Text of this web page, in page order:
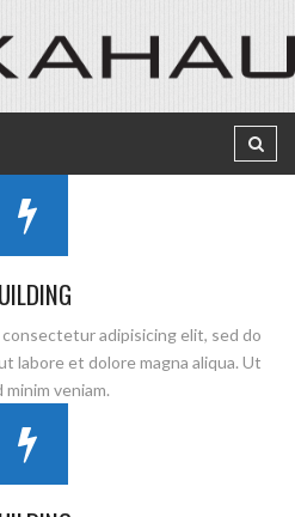
adipisicing elit, sed do
labore et dolore magna aliqua. Ut
minim veniam.